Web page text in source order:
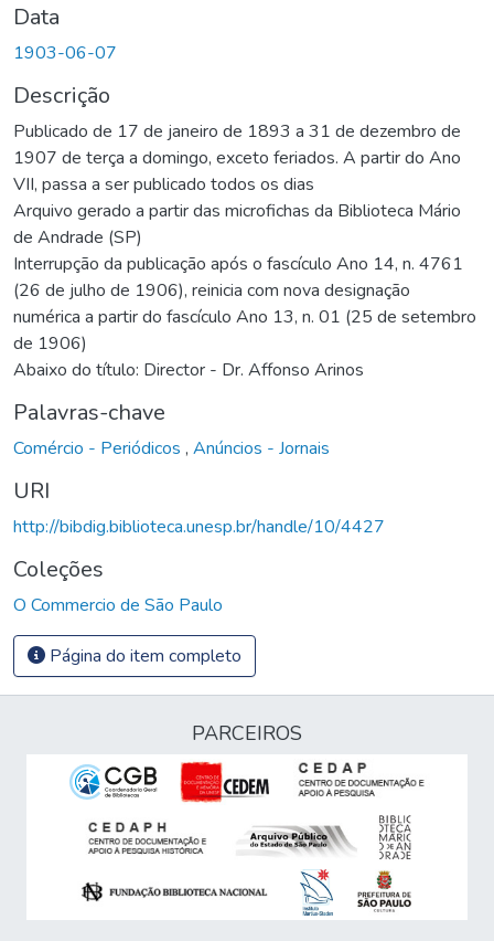
Data
1903-06-07
Descrição
Publicado de 17 de janeiro de 1893 a 31 de dezembro de
1907 de terça a domingo, exceto feriados. A partir do Ano
VII, passa a ser publicado todos os dias
Arquivo gerado a partir das microfichas da Biblioteca Mário
de Andrade (SP)
Interrupção da publicação após o fascículo Ano 14, n. 4761
(26 de julho de 1906), reinicia com nova designação
numérica a partir do fascículo Ano 13, n. 01 (25 de setembro
de 1906)
Abaixo do título: Director - Dr. Affonso Arinos
Palavras-chave
Comércio - Periódicos , Anúncios - Jornais
URI
http://bibdig.biblioteca.unesp.br/handle/10/4427
Coleções
O Commercio de São Paulo
Página do item completo
PARCEIROS